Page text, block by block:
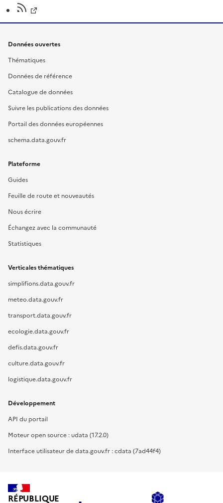
Données ouvertes
Thématiques
Données de référence
Catalogue de données
Suivre les publications des données
Portail des données européennes
schema.data.gouv.fr
Plateforme
Guides
Feuille de route et nouveautés
Nous écrire
Échangez avec la communauté
Statistiques
Verticales thématiques
simplifions.data.gouv.fr
meteo.data.gouv.fr
transport.data.gouv.fr
ecologie.data.gouv.fr
defis.data.gouv.fr
culture.data.gouv.fr
logistique.data.gouv.fr
Développement
API du portail
Moteur open source : udata (17.2.0)
Interface utilisateur de data.gouv.fr : cdata (7ad44f4)
RÉPUBLIQUE